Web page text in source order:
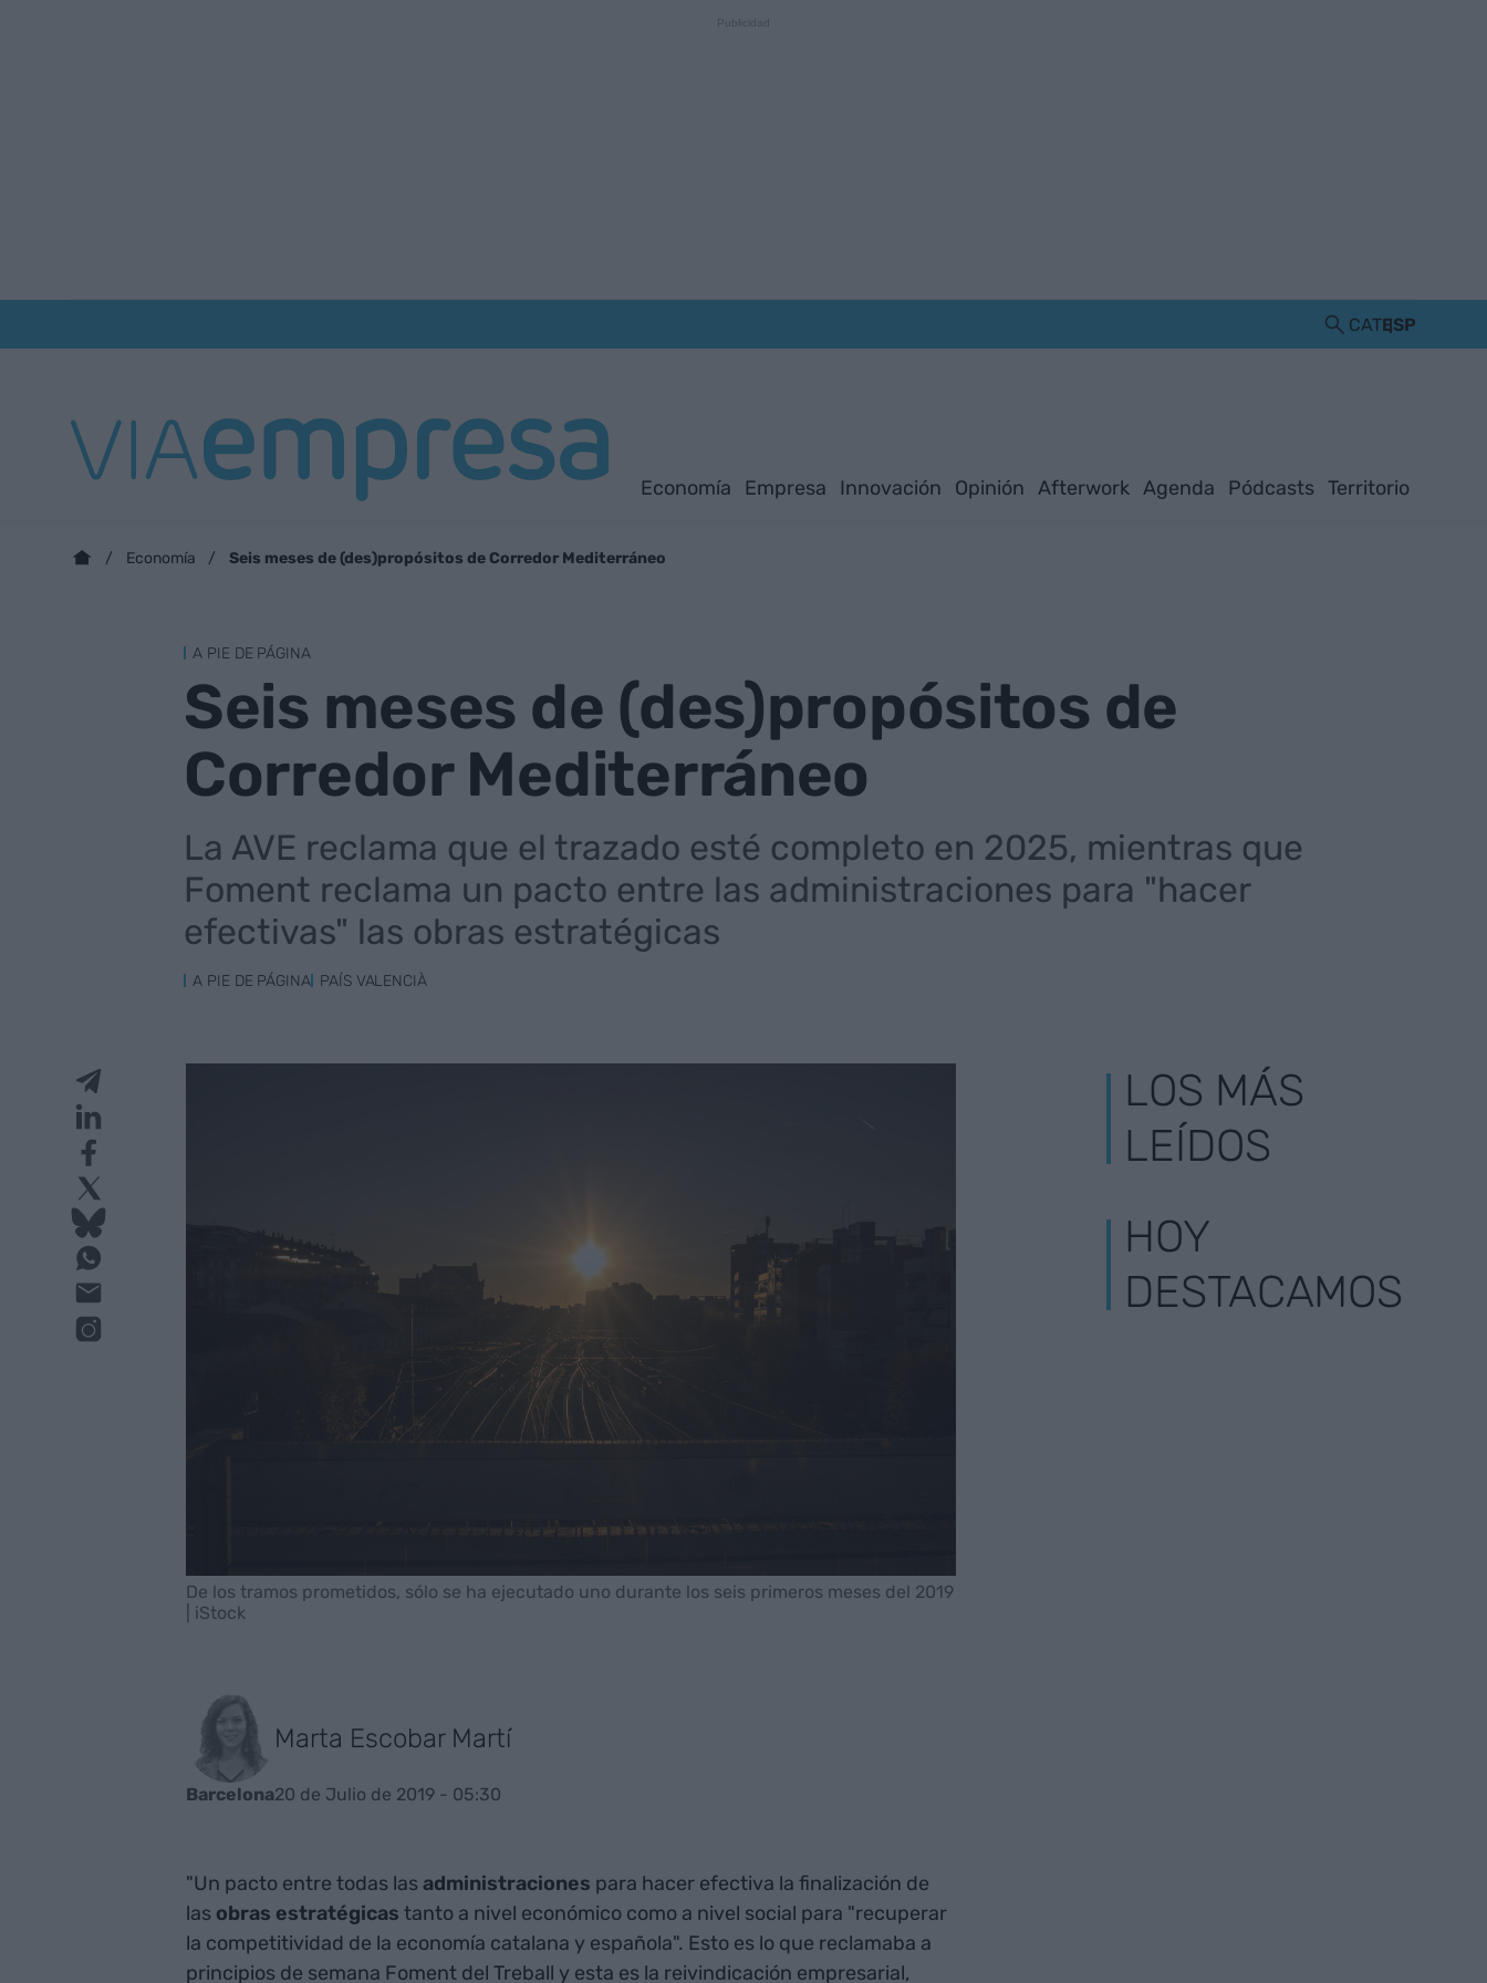
CATESP
Economía Empresa Innovación Opinión Afterwork Agenda Pódcasts Territorio
Economía Seis meses de (des)propósitos de Corredor Mediterráneo
A PIE DE PÁGINA
Seis meses de (des)propósitos de
Corredor Mediterráneo
La AVE reclama que el trazado esté completo en 2025, mientras que
Foment reclama un pacto entre las administraciones para "hacer
efectivas" las obras estratégicas
A PIE DE PÁGINA PAÍS VALENCIÀ
De los tramos prometidos, sólo se ha ejecutado uno durante los seis primeros meses del 2019
| iStock
Marta Escobar Martí
Barcelona20 de Julio de 2019 - 05:30
"Un pacto entre todas lasadministraciones para hacer efectiva la finalización de
lasobras estratégicas tanto a nivel económico como a nivel social para "recuperar
la competitividad de la economía catalana y española". Esto es lo que reclamaba a
principios de semana Foment del Treball y esta es la reivindicación empresarial,
LOS MÁS
LEÍDOS
HOY
DESTACAMOS